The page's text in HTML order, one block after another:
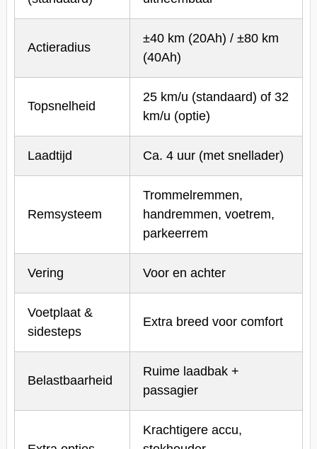
Actieradius
±40 km (20Ah) / ±80 km
(40Ah)
Topsnelheid
25 km/u (standaard) of 32
km/u (optie)
Laadtijd Ca. 4 uur (met snellader)
Remsysteem
Trommelremmen,
handremmen, voetrem,
parkeerrem
Vering Voor en achter
Voetplaat &
sidesteps
Extra breed voor comfort
Belastbaarheid
Ruime laadbak +
passagier
Krachtigere accu,